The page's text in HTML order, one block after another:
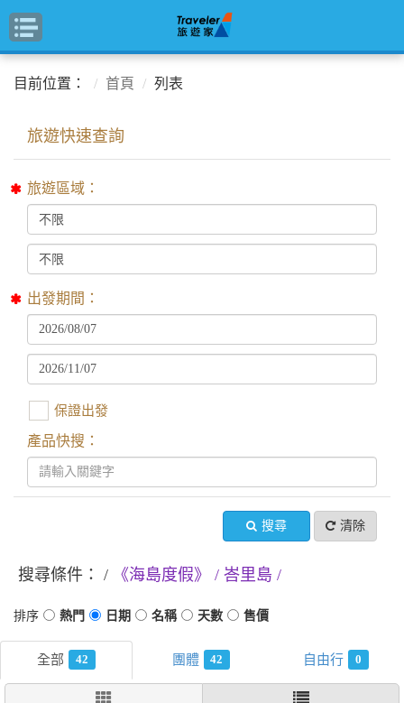
目前位置： 首頁 列表
旅遊區域：
出發期間：
保證出發
產品快搜：
搜尋 清除
搜尋條件： 《海島度假》 峇里島
42 42 0